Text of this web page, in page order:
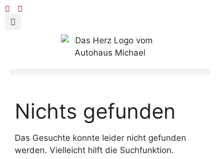
Nichts gefunden
Das Gesuchte konnte leider nicht gefunden
werden. Vielleicht hilft die Suchfunktion.